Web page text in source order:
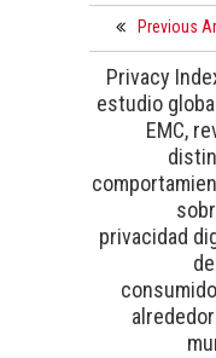
Previous
Privacy
estudio
EMC,
privacidad
alrededor